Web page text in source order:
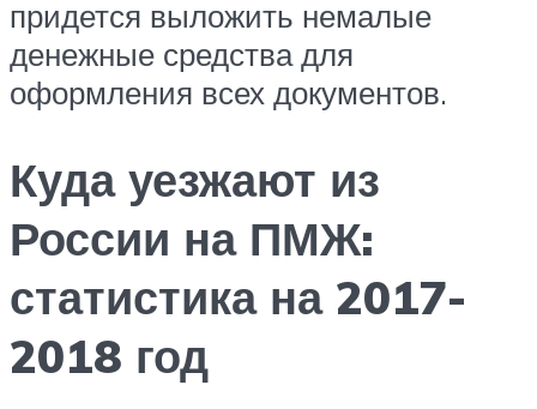
придется выложить немалые
денежные средства для
оформления всех документов.
Куда уезжают из
России на ПМЖ:
статистика на 2017-
2018 год